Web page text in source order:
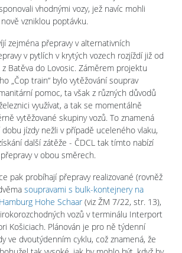
vhodnými vozy, jež navíc mohli
vzniklou poptávku.
zejména přepravy v alternativních
v pytlích v krytých vozech rozjíždí již od
Batěva do Lovosic. Záměrem projektu
„Čop train“ bylo vytěžování souprav
pomoc, ta však z různých důvodů
využívat, a tak se momentálně
vytěžované skupiny vozů. To znamená
jízdy nežli v případě uceleného vlaku,
další zátěže - ČDCL tak tímto nabízí
v obou směrech.
pak probíhají přepravy realizované (rovněž
soupravami s bulk-kontejnery na
Hohe Schaar (viz ŽM 7/22, str. 13),
vozů v terminálu Interport
Košiciach. Plánován je pro ně týdenní
ve dvoutýdenním cyklu, což znamená, že